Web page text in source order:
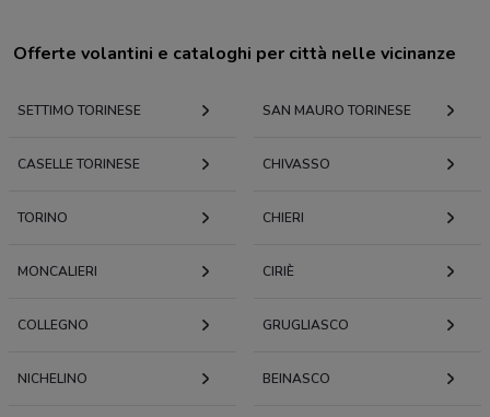
Offerte volantini e cataloghi per città nelle vicinanze
SETTIMO TORINESE SAN MAURO TORINESE
CASELLE TORINESE CHIVASSO
TORINO CHIERI
MONCALIERI CIRIÈ
COLLEGNO GRUGLIASCO
NICHELINO BEINASCO